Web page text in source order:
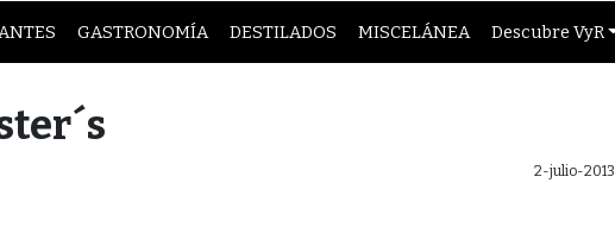
GASTRONOMÍA DESTILADOS MISCELÁNEA Descubre VyR
2-julio-2013